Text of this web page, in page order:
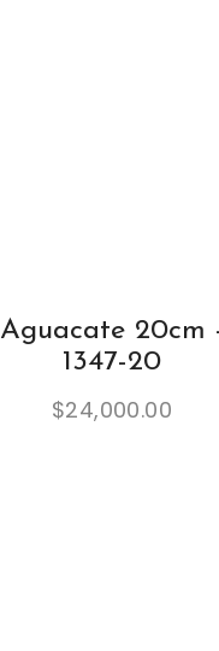
Aguacate 20cm
1347-20
$24,000.00